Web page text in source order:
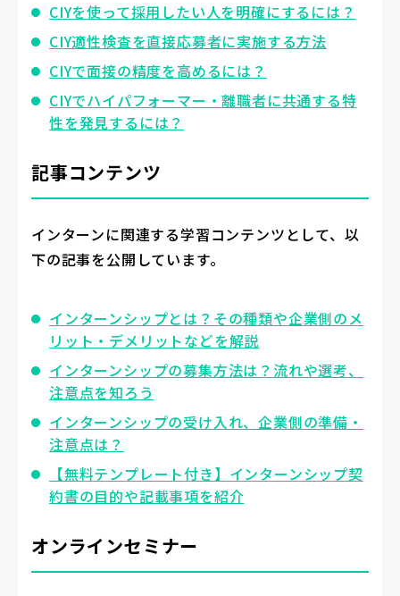
CIYを使って採用したい人を明確にするには？
CIY適性検査を直接応募者に実施する方法
CIYで面接の精度を高めるには？
CIYでハイパフォーマー・離職者に共通する特
性を発見するには？
記事コンテンツ
インターンに関連する学習コンテンツとして、以
下の記事を公開しています。
インターンシップとは？その種類や企業側のメ
リット・デメリットなどを解説
インターンシップの募集方法は？流れや選考、
注意点を知ろう
インターンシップの受け入れ、企業側の準備・
注意点は？
【無料テンプレート付き】インターンシップ契
約書の目的や記載事項を紹介
オンラインセミナー